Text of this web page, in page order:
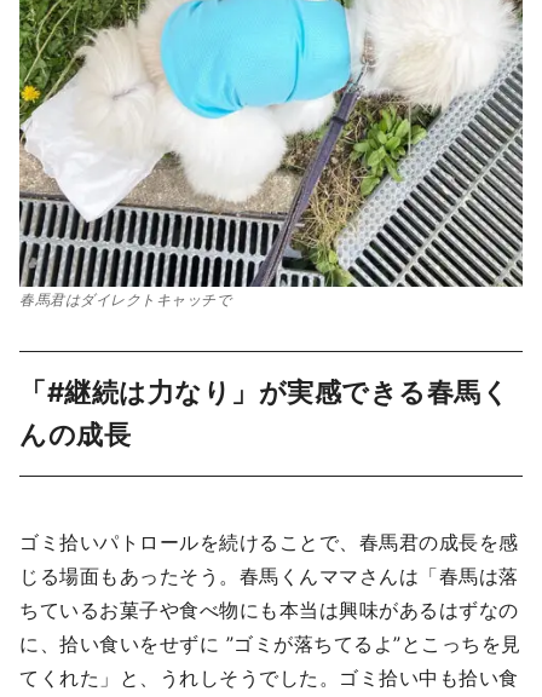
春馬君はダイレクトキャッチで
「#継続は力なり」が実感できる春馬く
んの成長
ゴミ拾いパトロールを続けることで、春馬君の成長を感
じる場面もあったそう。春馬くんママさんは「春馬は落
ちているお菓子や食べ物にも本当は興味があるはずなの
に、拾い食いをせずに ”ゴミが落ちてるよ”とこっちを見
てくれた」と、うれしそうでした。ゴミ拾い中も拾い食